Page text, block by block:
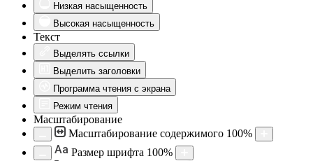
Низкая насыщенность
Высокая насыщенность
Текст
Выделять ссылки
Выделить заголовки
Программа чтения с экрана
Режим чтения
Масштабирование
Масштабирование содержимого 100%
Aa Размер шрифта 100%